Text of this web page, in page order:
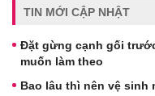
TIN MỚI CẬP NHẬT
Đặt gừng cạnh gối
muốn làm theo
Bao lâu thì nên vệ sinh